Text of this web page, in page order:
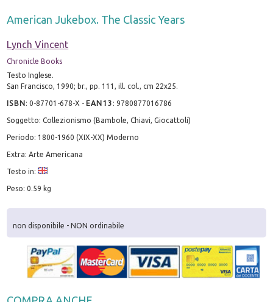
American Jukebox. The Classic Years
Lynch Vincent
Chronicle Books
Testo Inglese.
San Francisco, 1990; br., pp. 111, ill. col., cm 22x25.
ISBN:0-87701-678-X - EAN13 :9780877016786
Soggetto: Collezionismo (Bambole, Chiavi, Giocattoli)
Periodo: 1800-1960 (XIX-XX) Moderno
Extra: Arte Americana
Testo in:
Peso: 0.59 kg
non disponibile - NON ordinabile